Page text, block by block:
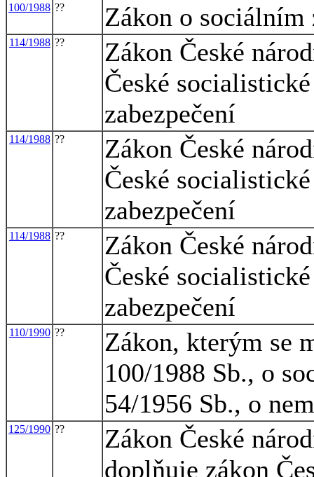
100/1988 ?? Zákon o sociálním
114/1988 ??
Zákon České
České
zabezpečení
114/1988 ??
Zákon České
České
zabezpečení
114/1988 ??
Zákon České
České
zabezpečení
110/1990 ??
Zákon, kterým se
100/1988 Sb., o
54/1956 Sb., o
125/1990 ??
Zákon České
doplňuje zákon